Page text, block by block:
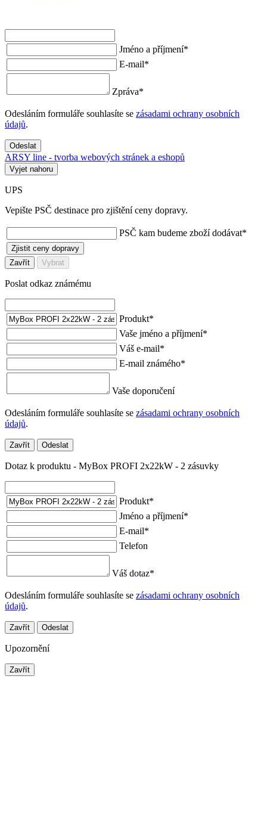
Jméno a příjmení*
E-mail*
Zpráva*
Odesláním formuláře souhlasíte se zásadami ochrany osobních
údajů.
Odeslat
ARSY line - tvorba webových stránek a eshopů
Vyjet nahoru
UPS
Vepište PSČ destinace pro zjištění ceny dopravy.
PSČ kam budeme zboží dodávat*
Zjistit ceny dopravy
Zavřít
Vybrat
Poslat odkaz známému
Produkt*
Vaše jméno a příjmení*
Váš e-mail*
E-mail známého*
Vaše doporučení
Odesláním formuláře souhlasíte se zásadami ochrany osobních
údajů.
Zavřít Odeslat
Dotaz k produktu - MyBox PROFI 2x22kW - 2 zásuvky
Produkt*
Jméno a příjmení*
E-mail*
Telefon
Váš dotaz*
Odesláním formuláře souhlasíte se zásadami ochrany osobních
údajů.
Zavřít Odeslat
Upozornění
Zavřít